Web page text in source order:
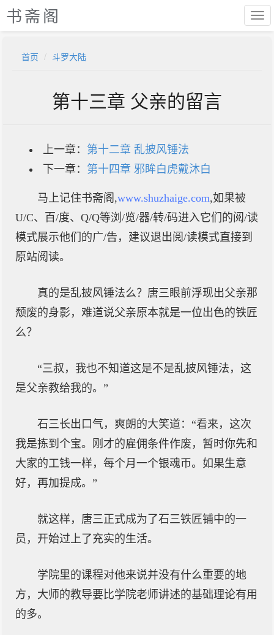
书斋阁
首页 斗罗大陆
第十三章 父亲的留言
上一章： 第十二章 乱披风锤法
下一章： 第十四章 邪眸白虎戴沐白
马上记住书斋阁,www.shuzhaige.com,如果被
U/C、百/度、Q/Q等浏/览/器/转/码进入它们的阅/读
模式展示他们的广/告，建议退出阅/读模式直接到
原站阅读。
真的是乱披风锤法么？唐三眼前浮现出父亲那
颓废的身影，难道说父亲原本就是一位出色的铁匠
么？
“三叔，我也不知道这是不是乱披风锤法，这
是父亲教给我的。”
石三长出口气，爽朗的大笑道：“看来，这次
我是拣到个宝。刚才的雇佣条件作废，暂时你先和
大家的工钱一样，每个月一个银魂币。如果生意
好，再加提成。”
就这样，唐三正式成为了石三铁匠铺中的一
员，开始过上了充实的生活。
学院里的课程对他来说并没有什么重要的地
方，大师的教导要比学院老师讲述的基础理论有用
的多。